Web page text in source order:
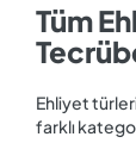
Tüm
Ehliyet
farklı